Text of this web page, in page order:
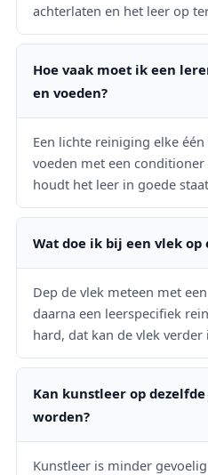
achterlaten en het leer op
Hoe vaak moet ik een
en voeden?
Een lichte reiniging elke
voeden met een
houdt het leer in goede
Wat doe ik bij een vlek op
Dep de vlek meteen met
daarna een leerspecifiek
hard, dat kan de vlek
Kan kunstleer op
worden?
Kunstleer is minder